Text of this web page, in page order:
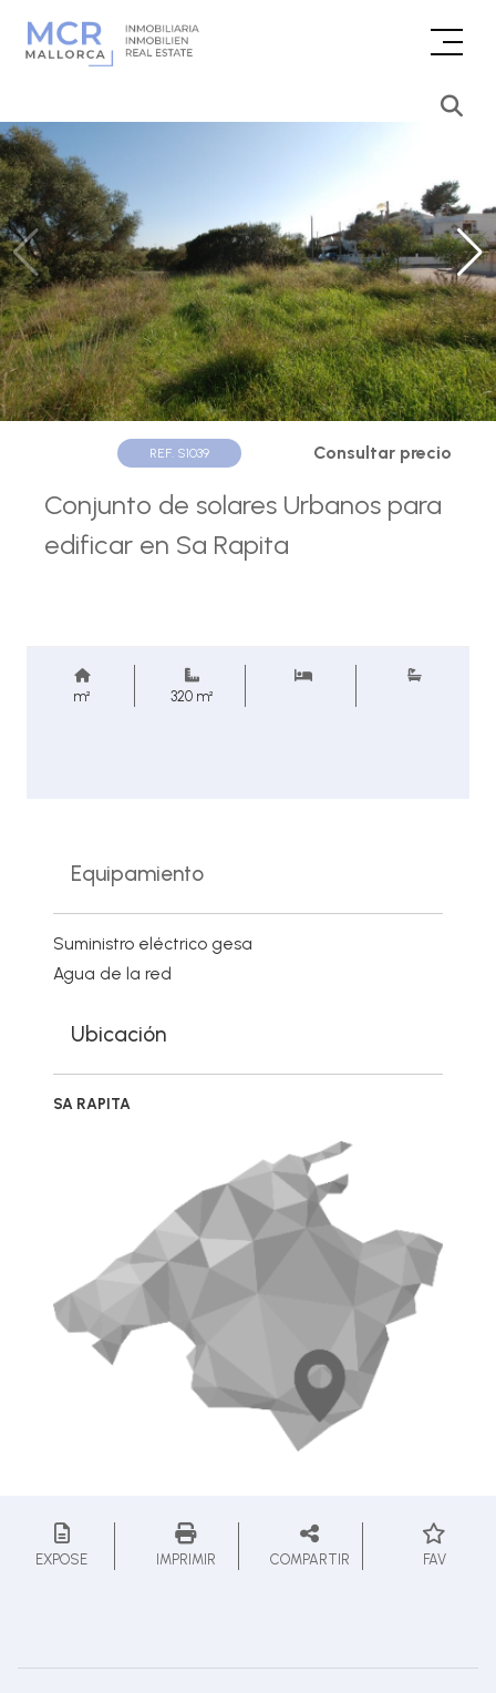
REF. S1039 Consultar precio
Conjunto de solares Urbanos para
edificar en Sa Rapita
m² 320 m²
Equipamiento
Suministro eléctrico gesa
Agua de la red
Ubicación
SA RAPITA
EXPOSE IMPRIMIR COMPARTIR FAV